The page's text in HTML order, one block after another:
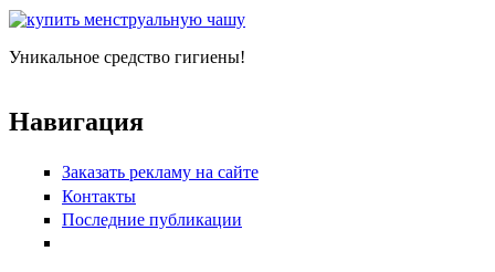
Уникальное средство гигиены!
Навигация
Заказать рекламу на сайте
Контакты
Последние публикации